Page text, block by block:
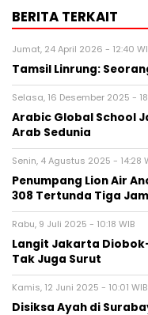
BERITA TERKAIT
Jumat, 24 April 2026 - 12:40
Tamsil Linrung:
Selasa, 16 Desember 2025 -
Arabic Global School
Arab Sedunia
Senin, 4 Agustus 2025 - 14:28
Penumpang Lion Air
308 Tertunda Tiga Jam
Rabu, 9 Juli 2025 - 10:18 WIB
Langit Jakarta
Tak Juga Surut
Kamis, 12 Juni 2025 - 10:01 WIB
Disiksa Ayah di